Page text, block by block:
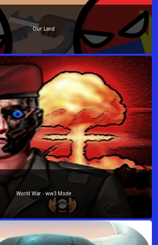
Our Land
World War - ww3 Mode